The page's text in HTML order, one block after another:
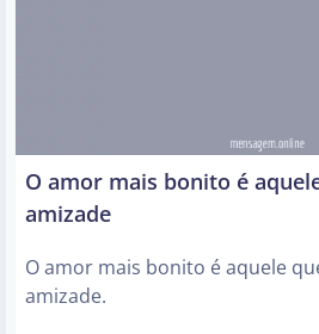
O amor mais bonito é
amizade
O amor mais bonito é aquele
amizade.